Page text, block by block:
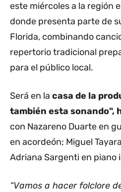
este miércoles a la región
donde presenta parte de
Florida, combinando
repertorio tradicional
para el público local.
Será en la casa de la
también esta sonando",
con Nazareno Duarte en
en acordeón; Miguel
Adriana Sargenti en piano
“Vamos a hacer folclore